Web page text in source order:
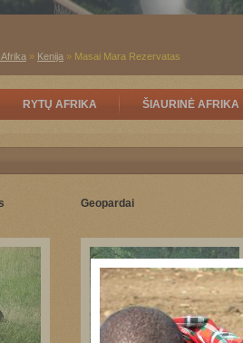
» Kenija » Masai Mara Rezervatas
RYTŲ AFRIKA ŠIAURINĖ AFRIKA
Geopardai